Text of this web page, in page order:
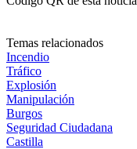
Temas relacionados
Incendio
Tráfico
Explosión
Manipulación
Burgos
Seguridad Ciudadana
Castilla